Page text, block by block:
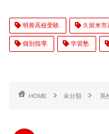
明善高校受験. 久留米市
個別指導. 学習塾.
HOME 未分類 英